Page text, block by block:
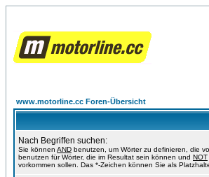
www.motorline.cc Foren-Übersicht
Nach Begriffen suchen:
Sie können AND benutzen, um Wörter zu definieren, die
benutzen für Wörter, die im Resultat sein können und NOT
vorkommen sollen. Das *-Zeichen können Sie als